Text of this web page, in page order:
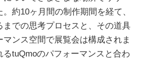
約10ヶ月間の制作期間を経て、
までの思考プロセスと、その道具
ンス空間で展覧会は構成されま
tuQmoのパフォーマンスと合わ